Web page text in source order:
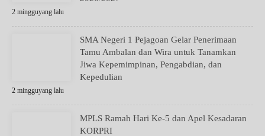
2 mingguyang lalu
SMA Negeri 1 Pejagoan Gelar Penerimaan
Tamu Ambalan dan Wira untuk Tanamkan
Jiwa Kepemimpinan, Pengabdian, dan
Kepedulian
2 mingguyang lalu
MPLS Ramah Hari Ke-5 dan Apel Kesadaran
KORPRI